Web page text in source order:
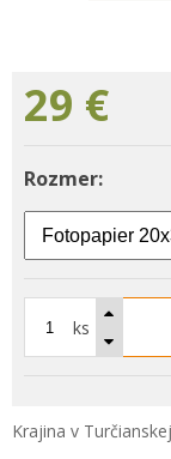
29 €
Rozmer:
ks
Krajina v